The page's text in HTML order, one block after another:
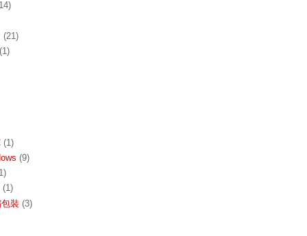
(21)
(1)
(1)
(9)
(1)
裝 (3)